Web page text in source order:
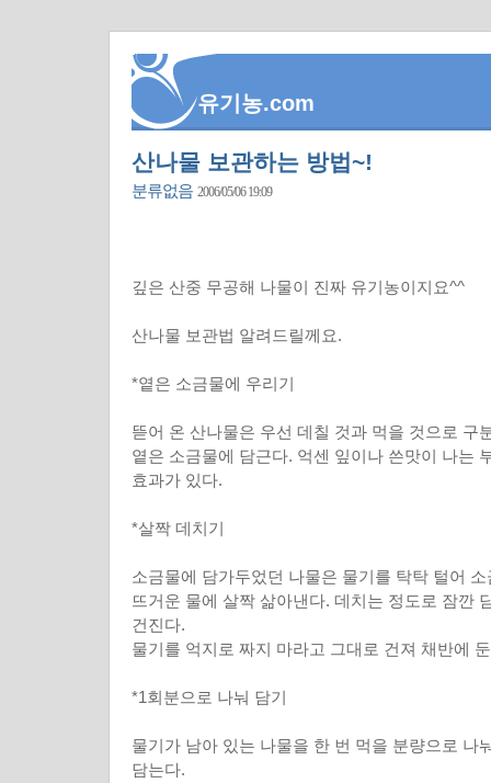
유기농.com
산나물 보관하는 방법~!
분류없음 2006/05/06 19:09
깊은 산중 무공해 나물이 진짜 유기농이지요^^
산나물 보관법 알려드릴께요.
*옅은 소금물에 우리기
뜯어 온 산나물은 우선 데칠 것과 먹을 것으로 구
옅은 소금물에 담근다. 억센 잎이나 쓴맛이 나는
효과가 있다.
*살짝 데치기
소금물에 담가두었던 나물은 물기를 탁탁 털어
뜨거운 물에 살짝 삶아낸다. 데치는 정도로 잠깐
건진다.
물기를 억지로 짜지 마라고 그대로 건져 채반에
*1회분으로 나눠 담기
물기가 남아 있는 나물을 한 번 먹을 분량으로 나
담는다.